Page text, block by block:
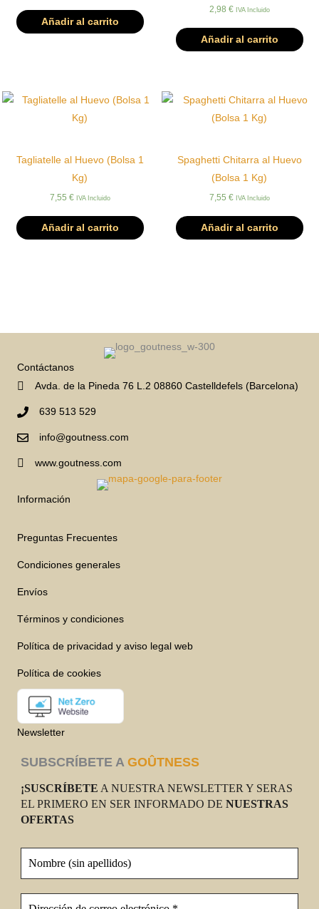
Añadir al carrito
2,98 € IVA Incluido
Añadir al carrito
Tagliatelle al Huevo (Bolsa 1
Kg)
7,55 € IVA Incluido
Añadir al carrito
Spaghetti Chitarra al Huevo
(Bolsa 1 Kg)
7,55 € IVA Incluido
Añadir al carrito
Contáctanos
Avda. de la Pineda 76 L.2 08860 Castelldefels (Barcelona)
639 513 529
info@goutness.com
www.goutness.com
Información
Preguntas Frecuentes
Condiciones generales
Envíos
Términos y condiciones
Política de privacidad y aviso legal web
Política de cookies
Newsletter
SUBSCRÍBETE A GOÛTNESS
¡SUSCRÍBETE A NUESTRA NEWSLETTER Y SERAS
EL PRIMERO EN SER INFORMADO DE NUESTRAS
OFERTAS